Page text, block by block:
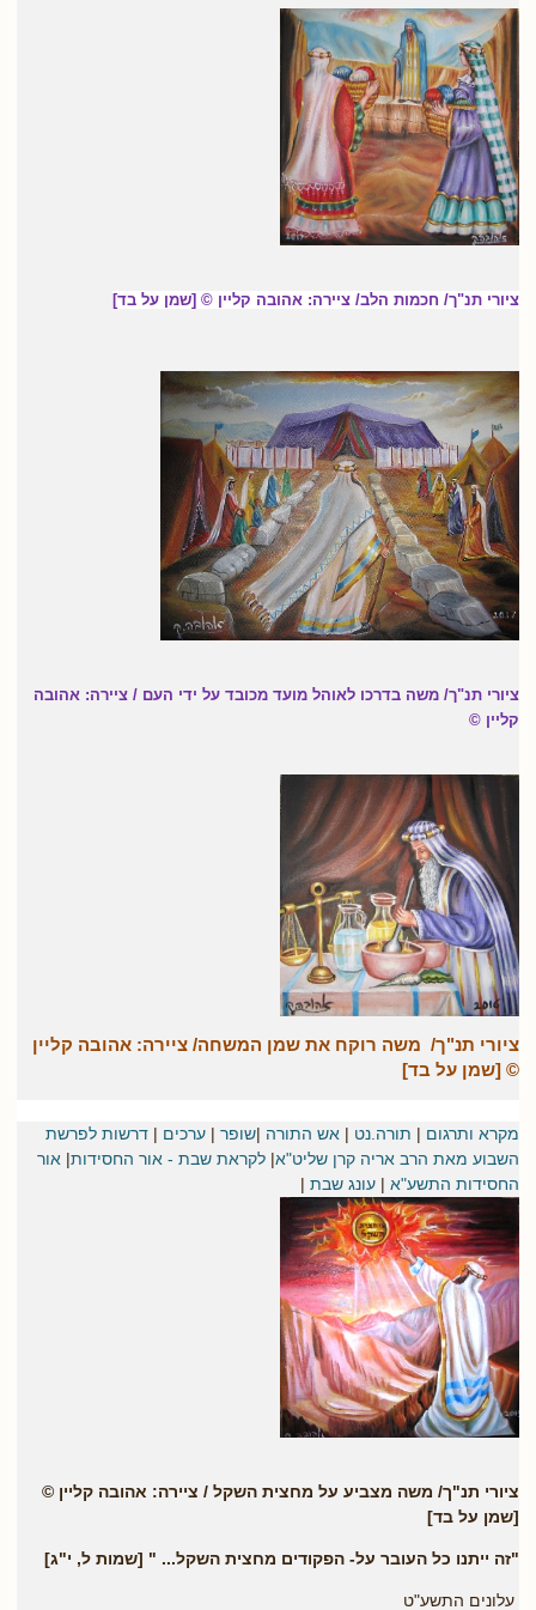
ציורי תנ"ך/ חכמות הלב/ ציירה: אהובה קליין © [שמן על בד]
ציורי תנ"ך/ משה בדרכו לאוהל מועד מכובד על ידי העם / ציירה: אהובה
קליין ©
ציורי תנ"ך/ משה רוקח את שמן המשחה/ ציירה: אהובה קליין
© [שמן על בד]
מקרא ותרגום | תורה.נט | אש התורה |שופר | ערכים | דרשות לפרשת
השבוע מאת הרב אריה קרן שליט"א| לקראת שבת - אור החסידות| אור
החסידות התשע"א | עונג שבת |
ציורי תנ"ך/ משה מצביע על מחצית השקל / ציירה: אהובה קליין ©
[שמן על בד]
"זה ייתנו כל העובר על- הפקודים מחצית השקל... " [שמות ל, י"ג]
עלונים התשע"ט